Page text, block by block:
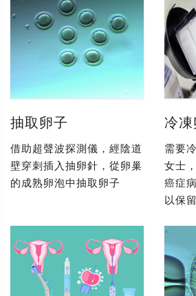
抽取卵子
借助超聲波探測儀，經陰道
壁穿刺插入抽卵針，從卵巢
的成熟卵泡中抽取卵子
冷凍
需要
女士
癌症
以保